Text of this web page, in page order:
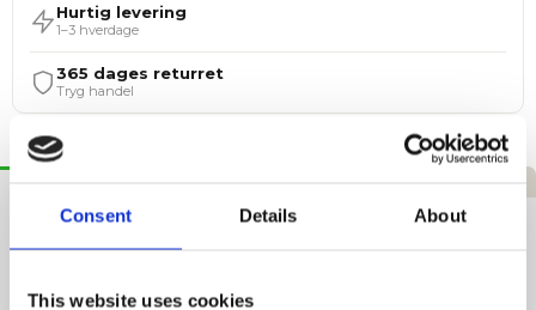
Consent Details About
This website uses cookies
Hurtig levering
1–3 hverdage
365 dages returret
Tryg handel